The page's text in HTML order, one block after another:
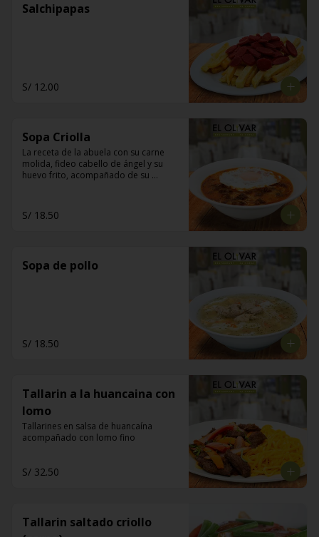
Salchipapas
S/ 12.00
Sopa Criolla
La receta de la abuela con su carne
molida, fideo cabello de ángel y su
huevo frito, acompañado de su
S/ 18.50
Sopa de pollo
S/ 18.50
Tallarin a la huancaina con
lomo
Tallarines en salsa de huancaína
acompañado con lomo fino
S/ 32.50
Tallarin saltado criollo